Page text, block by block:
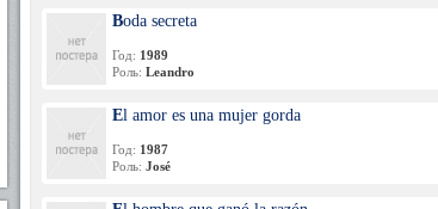
Boda secreta
Год: 1989
Роль: Leandro
El amor es una mujer gorda
Год: 1987
Роль: José